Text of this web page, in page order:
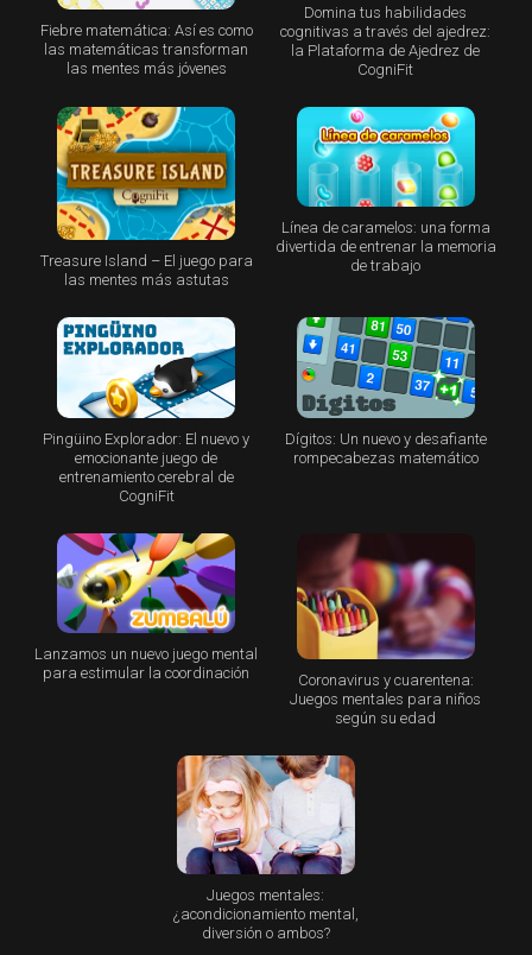
Fiebre matemática: Así es como
las matemáticas transforman
las mentes más jóvenes
Domina tus habilidades
cognitivas a través del ajedrez:
la Plataforma de Ajedrez de
CogniFit
Treasure Island – El juego para
las mentes más astutas
Línea de caramelos: una forma
divertida de entrenar la memoria
de trabajo
Pingüino Explorador: El nuevo y
emocionante juego de
entrenamiento cerebral de
CogniFit
Dígitos: Un nuevo y desafiante
rompecabezas matemático
Lanzamos un nuevo juego mental
para estimular la coordinación
Coronavirus y cuarentena:
Juegos mentales para niños
según su edad
Juegos mentales:
¿acondicionamiento mental,
diversión o ambos?